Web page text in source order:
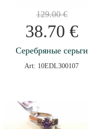
129.00€
38.70 €
Серебряные серьги
Art: 10EDL300107